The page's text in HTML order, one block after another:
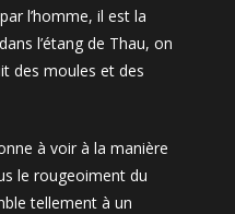
l’homme, il est la
l’étang de Thau, on
des moules et des
à voir à la manière
le rougeoiment du
tellement à un